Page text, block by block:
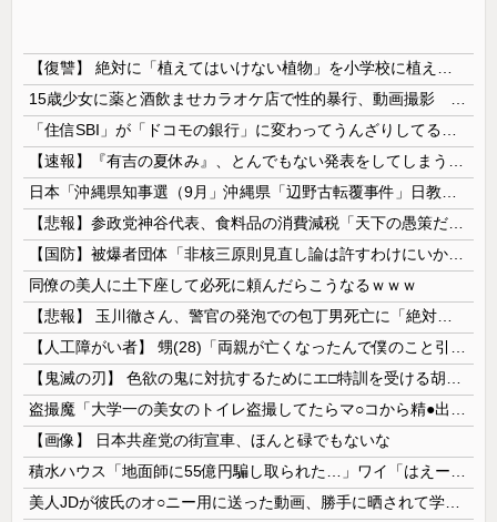
同僚の美人に土下座して必死に頼んだらこうなるｗｗｗ
【画像】 日本共産党の街宣車、ほんと碌でもないな